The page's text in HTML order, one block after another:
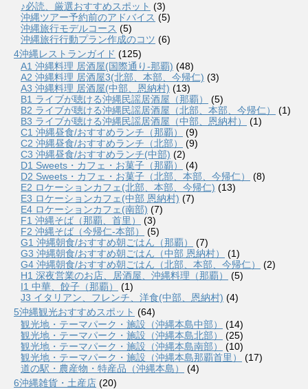
♪必読、厳選おすすめスポット (3)
沖縄ツアー予約前のアドバイス (5)
沖縄旅行モデルコース (5)
沖縄旅行行動プラン作成のコツ (6)
4沖縄レストランガイド (125)
A1 沖縄料理 居酒屋(国際通り-那覇) (48)
A2 沖縄料理 居酒屋3(北部、本部、今帰仁) (3)
A3 沖縄料理 居酒屋(中部、恩納村) (13)
B1 ライブが聴ける沖縄民謡居酒屋（那覇）
(5)
B2 ライブが聴ける沖縄民謡居酒屋（北部、本部、今帰仁）
(1)
B3 ライブが聴ける沖縄民謡居酒屋（中部、恩納村）
(1)
C1 沖縄昼食/おすすめランチ（那覇）
(9)
C2 沖縄昼食/おすすめランチ（北部）
(9)
C3 沖縄昼食/おすすめランチ(中部) (2)
D1 Sweets・カフェ・お菓子（那覇）
(4)
D2 Sweets・カフェ・お菓子（北部、本部、今帰仁）
(8)
E2 ロケーションカフェ(北部、本部、今帰仁) (13)
E3 ロケーションカフェ(中部 恩納村) (7)
E4 ロケーションカフェ(南部) (7)
F1 沖縄そば（那覇、首里）
(3)
F2 沖縄そば（今帰仁-本部）
(5)
G1 沖縄朝食/おすすめ朝ごはん（那覇）
(7)
G3 沖縄朝食/おすすめ朝ごはん（中部 恩納村）
(1)
G4 沖縄朝食/おすすめ朝ごはん（北部、本部、今帰仁）
(2)
H1 深夜営業のお店、居酒屋、沖縄料理（那覇）
(5)
I1 中華、餃子（那覇）
(1)
J3 イタリアン、フレンチ、洋食(中部、恩納村) (4)
5沖縄観光おすすめスポット (64)
観光地・テーマパーク・施設（沖縄本島中部）
(14)
観光地・テーマパーク・施設（沖縄本島北部）
(25)
観光地・テーマパーク・施設（沖縄本島南部）
(10)
観光地・テーマパーク・施設（沖縄本島那覇首里）
(17)
道の駅・農産物・特産品（沖縄本島）
(4)
6沖縄雑貨・土産店 (20)